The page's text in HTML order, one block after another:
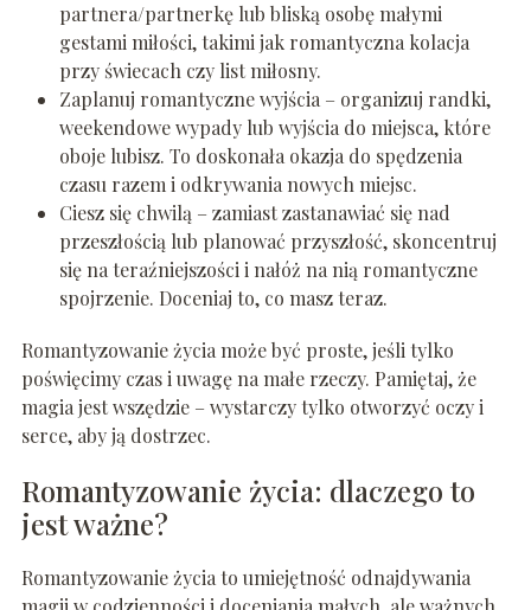
partnera/partnerkę lub bliską osobę małymi
gestami miłości, takimi jak romantyczna kolacja
przy świecach czy list miłosny.
Zaplanuj romantyczne wyjścia – organizuj randki,
weekendowe wypady lub wyjścia do miejsca, które
oboje lubisz. To doskonała okazja do spędzenia
czasu razem i odkrywania nowych miejsc.
Ciesz się chwilą – zamiast zastanawiać się nad
przeszłością lub planować przyszłość, skoncentruj
się na teraźniejszości i nałóż na nią romantyczne
spojrzenie. Doceniaj to, co masz teraz.
Romantyzowanie życia może być proste, jeśli tylko
poświęcimy czas i uwagę na małe rzeczy. Pamiętaj, że
magia jest wszędzie – wystarczy tylko otworzyć oczy i
serce, aby ją dostrzec.
Romantyzowanie życia: dlaczego to
jest ważne?
Romantyzowanie życia to umiejętność odnajdywania